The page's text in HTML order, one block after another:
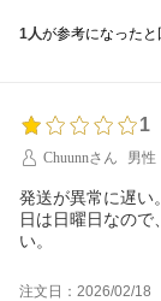
1人が参考になったと
1
Chuunnさん
男性
発送が異常に遅い
日は日曜日なの
い。
注文日：2026/02/18